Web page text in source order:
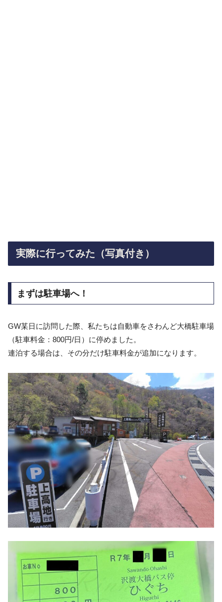
実際に行ってみた（写真付き）
まずは駐車場へ！
GW某日に訪問した際、私たちは自動車をさわんど大橋駐車場
（駐車料金：800円/日）に停めました。
連泊する場合は、その分だけ駐車料金が追加になります。